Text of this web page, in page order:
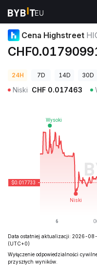
Ceny kryptowalut Cena
Cena Highstreet
24H 7D 14D 30D
Niski CHF 0.017463
Data ostatniej aktualizacji: 2026-
(UTC+0)
Wyłączenie odpowiedzialności
przyszłych wyników.